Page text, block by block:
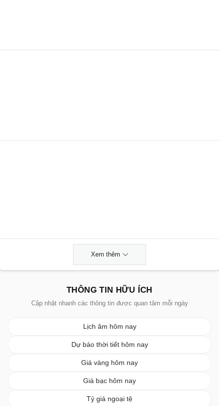
Xem thêm
THÔNG TIN HỮU ÍCH
Cập nhật nhanh các thông tin được quan tâm mỗi ngày
Lịch âm hôm nay
Dự báo thời tiết hôm nay
Giá vàng hôm nay
Giá bạc hôm nay
Tỷ giá ngoại tệ